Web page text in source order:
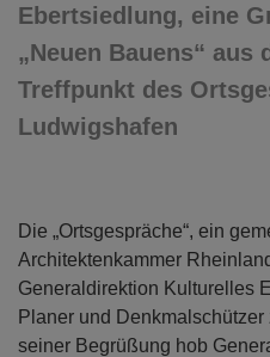
Ebertsiedlung, eine
„Neuen Bauens“ aus
Treffpunkt des
Ludwigshafen
Die „Ortsgespräche“, ein
Architektenkammer
Generaldirektion Kulturelles
Planer und
seiner Begrüßung hob